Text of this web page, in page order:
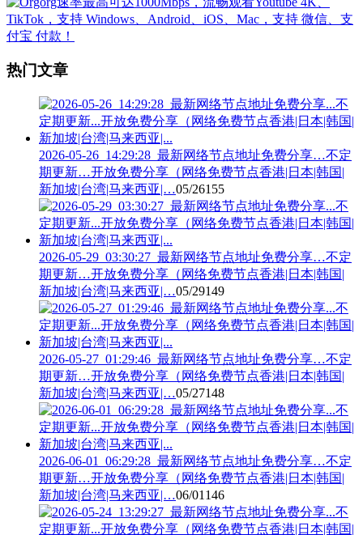
热门文章
2026-05-26_14:29:28_最新网络节点地址免费分享…不定
期更新…开放免费分享（网络免费节点香港|日本|韩国|
新加坡|台湾|马来西亚|…05/26155
2026-05-29_03:30:27_最新网络节点地址免费分享…不定
期更新…开放免费分享（网络免费节点香港|日本|韩国|
新加坡|台湾|马来西亚|…05/29149
2026-05-27_01:29:46_最新网络节点地址免费分享…不定
期更新…开放免费分享（网络免费节点香港|日本|韩国|
新加坡|台湾|马来西亚|…05/27148
2026-06-01_06:29:28_最新网络节点地址免费分享…不定
期更新…开放免费分享（网络免费节点香港|日本|韩国|
新加坡|台湾|马来西亚|…06/01 146